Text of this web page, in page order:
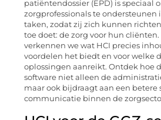
patiëntendossier (EPD) is speciaal
zorgprofessionals te ondersteunen
taken, zodat zij zich kunnen
toe doet: de zorg voor hun
verkennen we wat HCI precies
voordelen het biedt en voor welke
oplossingen aanreikt. Ontdek hoe
software niet alleen de
maar ook bijdraagt aan een betere
communicatie binnen de